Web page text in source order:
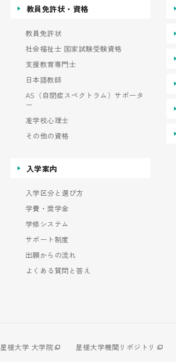
教員免許状・資格
教員免許状
社会福祉士 国家試験受験資格
支援教育専門士
日本語教師
AS（自閉症スペクトラム）サポータ
ー
准学校心理士
その他の資格
入学案内
入学区分と選び方
学費・奨学金
学修システム
サポート制度
出願からの流れ
よくある質問と答え
星槎大学 大学院
星槎大学機関リポジトリ